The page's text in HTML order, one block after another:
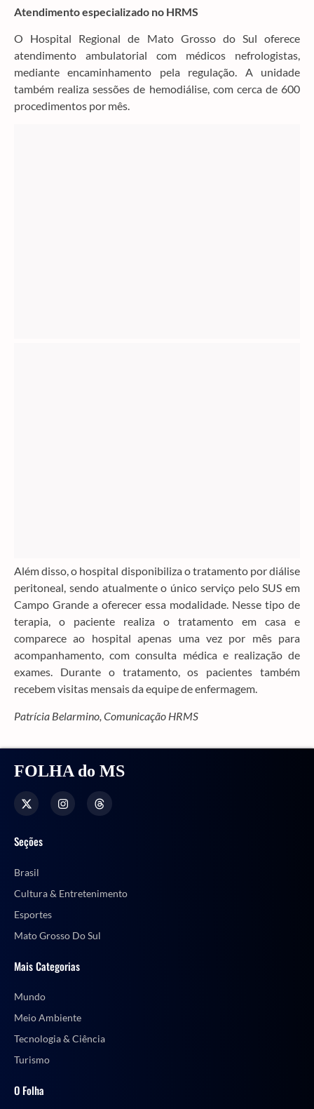
Atendimento especializado no HRMS
O Hospital Regional de Mato Grosso do Sul oferece
atendimento ambulatorial com médicos nefrologistas,
mediante encaminhamento pela regulação. A unidade
também realiza sessões de hemodiálise, com cerca de 600
procedimentos por mês.
Além disso, o hospital disponibiliza o tratamento por diálise
peritoneal, sendo atualmente o único serviço pelo SUS em
Campo Grande a oferecer essa modalidade. Nesse tipo de
terapia, o paciente realiza o tratamento em casa e
comparece ao hospital apenas uma vez por mês para
acompanhamento, com consulta médica e realização de
exames. Durante o tratamento, os pacientes também
recebem visitas mensais da equipe de enfermagem.
Patrícia Belarmino, Comunicação HRMS
FOLHA do MS
Seções
Brasil
Cultura & Entretenimento
Esportes
Mato Grosso Do Sul
Mais Categorias
Mundo
Meio Ambiente
Tecnologia & Ciência
Turismo
O Folha